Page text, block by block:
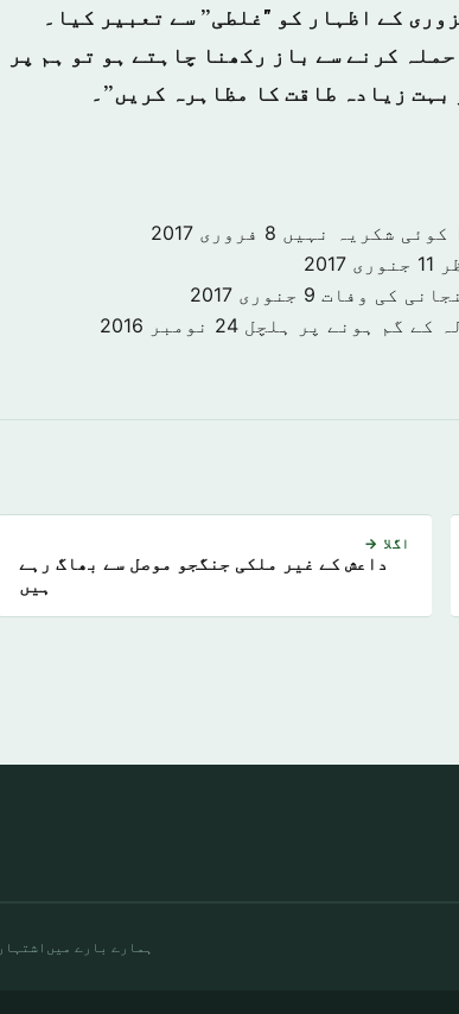
کے اظہار کو "غلطی” سے تعبیر کیا۔
کرنے سے باز رکھنا چاہتے ہو تو ہم پر
بہت زیادہ طاقت کا مظاہرہ کریں”۔
کوئی شکریہ نہیں 8 فروری 2017
11 جنوری 2017
کی وفات 9 جنوری 2017
کے گم ہونے پر ہلچل 24 نومبر 2016
اگلا →
داعش کے غیر ملکی جنگجو موصل سے بھاگ رہے
ہیں
ہمارے بارے میں اشتہار